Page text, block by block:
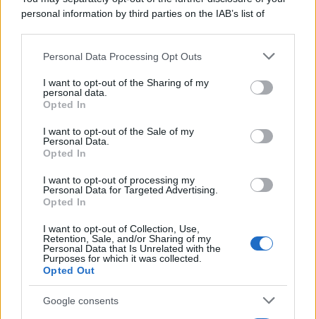
personal information by third parties on the IAB’s list of
This information may also be disclosed by us to third parties
disclose it to other third parties.
Please note that this website/app uses one or more Google
services and may gather and store information including but
not limited to your visit or usage behaviour. You may click to
grant or deny consent to Google and its third-party tags to
consent section.
Personal Data Processing Opt Outs
I want to opt-out of the Sharing of my
personal data.
Opted In
I want to opt-out of the Sale of my
Personal Data.
Opted In
I want to opt-out of processing my
Personal Data for Targeted Advertising.
Opted In
I want to opt-out of Collection, Use,
Retention, Sale, and/or Sharing of my
Personal Data that Is Unrelated with the
Purposes for which it was collected.
Opted Out
Google consents
FRASI
Frasi celebri
Frasi da condividere
Poesie